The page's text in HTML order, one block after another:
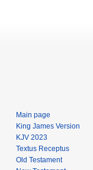
Main page
King James Version
KJV 2023
Textus Receptus
Old Testament